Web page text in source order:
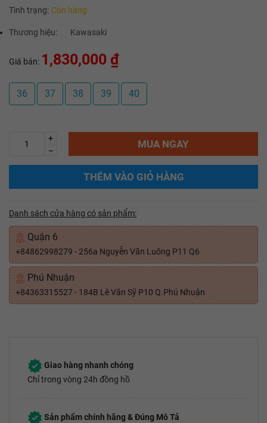
Tình trạng: Còn hàng
Thương hiệu: Kawasaki
Giá bán: 1,830,000 ₫
36 37 38 39 40
+
–
MUA NGAY
THÊM VÀO GIỎ HÀNG
Danh sách cửa hàng có sản phẩm:
Quận 6
+84862998279 - 256a Nguyễn Văn Luông P11 Q6
Phú Nhuận
+84363315527 - 184B Lê Văn Sỹ P10 Q.Phú Nhuận
Giao hàng nhanh chóng
Chỉ trong vòng 24h đồng hồ
Sản phẩm chính hãng & Đúng Mô Tả